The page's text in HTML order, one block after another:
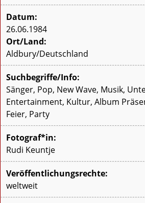
Datum:
26.06.1984
Ort/Land:
Aldbury/Deutschland
Suchbegriffe/Info:
Sänger, Pop, New Wave, Musik,
Entertainment, Kultur, Album
Feier, Party
Fotograf*in:
Rudi Keuntje
Veröffentlichungsrechte:
weltweit